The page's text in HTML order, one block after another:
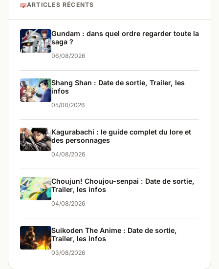
📖ARTICLES RÉCENTS
Gundam : dans quel ordre regarder toute la
saga ?
06/08/2026
Shang Shan : Date de sortie, Trailer, les
infos
05/08/2026
Kagurabachi : le guide complet du lore et
des personnages
04/08/2026
Choujun! Choujou-senpai : Date de sortie,
Trailer, les infos
04/08/2026
Suikoden The Anime : Date de sortie,
Trailer, les infos
03/08/2026